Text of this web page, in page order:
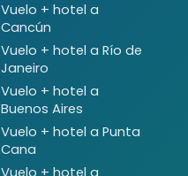
Vuelo + hotel a
Cancún
Vuelo + hotel a Río de
Janeiro
Vuelo + hotel a
Buenos Aires
Vuelo + hotel a Punta
Cana